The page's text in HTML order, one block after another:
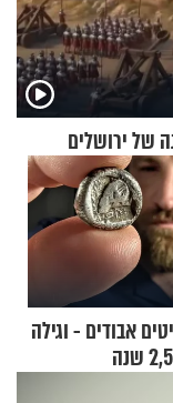
של ירושלים
אבודים - וגילה